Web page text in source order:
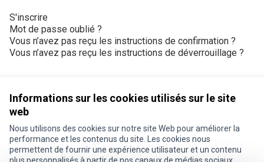
Informations sur les cookies utilisés sur le site
web
Nous utilisons des cookies sur notre site Web pour améliorer la
performance et les contenus du site. Les cookies nous
permettent de fournir une expérience utilisateur et un contenu
S'inscrire
Mot de passe oublié ?
Vous n’avez pas reçu les instructions de confirmation ?
Vous n’avez pas reçu les instructions de déverrouillage ?
Conditions d'utilisation
Paramètres des cookies
Je participe ! sur X
Je participe ! sur Facebook
Je participe ! sur Instagram